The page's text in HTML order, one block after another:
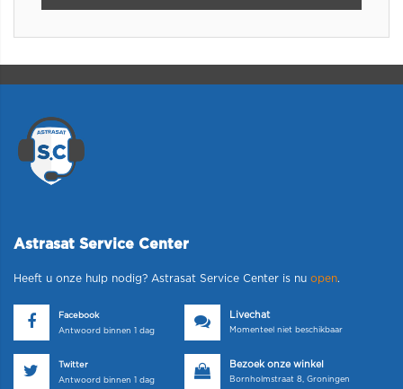
Astrasat Service Center
Heeft u onze hulp nodig? Astrasat Service Center is nu open.
Facebook
Antwoord binnen 1 dag
Livechat
Momenteel niet beschikbaar
Twitter
Antwoord binnen 1 dag
Bezoek onze winkel
Bornholmstraat 8, Groningen